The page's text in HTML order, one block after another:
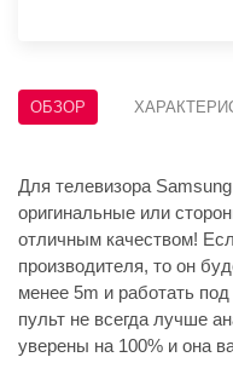
ОБЗОР
Для телевизора
оригинальные или
отличным качеством!
производителя, то он
менее 5m и работать
пульт не всегда лучше
уверены на 100% и она